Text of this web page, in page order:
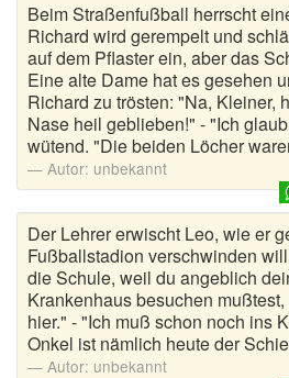
Beim Straßenfußball herrscht
Richard wird gerempelt und
auf dem Pflaster ein, aber das
Eine alte Dame hat es gesehen
Richard zu trösten: "Na, Kleiner,
Nase heil geblieben!" - "Ich
wütend. "Die beiden Löcher
Autor: unbekannt
Der Lehrer erwischt Leo, wie er
Fußballstadion verschwinden
die Schule, weil du angeblich
Krankenhaus besuchen
hier." - "Ich muß schon noch ins
Onkel ist nämlich heute der
Autor: unbekannt